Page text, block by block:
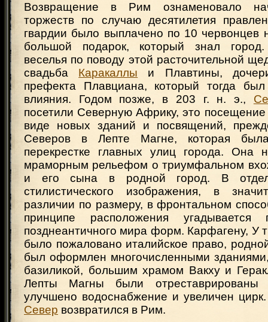
Возвращение в Рим ознаменовало
торжеств по случаю десятилетия
гвардии было выплачено по 10 червонцев
большой подарок, который знал
веселья по поводу этой расточительной
свадьба Каракаллы и Плавтины, дочери
префекта Плавциана, который тогда
влияния. Годом позже, в 203 г. н. э.,
посетили Северную Африку, это
виде новых зданий и посвящений,
Северов в Лепте Магне, которая
перекрестке главных улиц города. Она
мраморным рельефом о триумфальном
и его сына в родной город. В
стилистического изображения, в
различии по размеру, в фронтальном
принципе расположения угадывается
позднеантичного мира форм. Карфагену, У
было пожаловано италийское право,
был оформлен многочисленными
базиликой, большим храмом Вакху и
Лепты Магны были
улучшено водоснабжение и увеличен
Север возвратился в Рим.